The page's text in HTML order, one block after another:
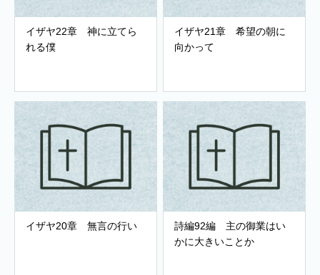
イザヤ22章 神に立てら
れる僕
イザヤ21章 希望の朝に
向かって
イザヤ20章 無言の行い
詩編92編 主の御業はい
かに大きいことか